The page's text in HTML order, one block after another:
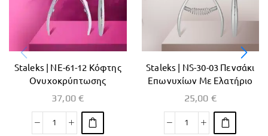
Staleks | ΝΕ-61-12 Κόφτης
Ονυχοκρύπτωσης
37,00€
Staleks | ΝS-30-03 Πενσάκι
Επωνυχίων Με Ελατήριο
25,00 €